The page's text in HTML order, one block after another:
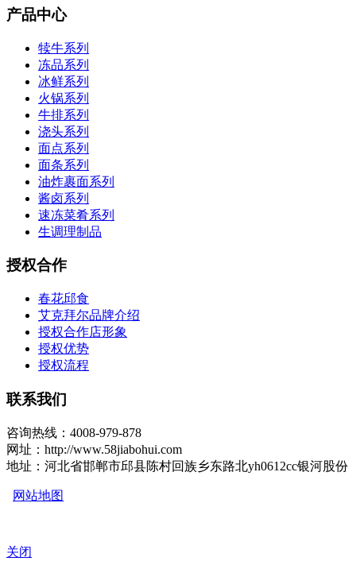
产品中心
犊牛系列
冻品系列
冰鲜系列
火锅系列
牛排系列
浇头系列
面点系列
面条系列
油炸裹面系列
酱卤系列
速冻菜肴系列
生调理制品
授权合作
春花邱食
艾克拜尔品牌介绍
授权合作店形象
授权优势
授权流程
联系我们
咨询热线：4008-979-878
网址：http://www.58jiabohui.com
地址：河北省邯郸市邱县陈村回族乡东路北yh0612cc银河股份
网站地图
关闭